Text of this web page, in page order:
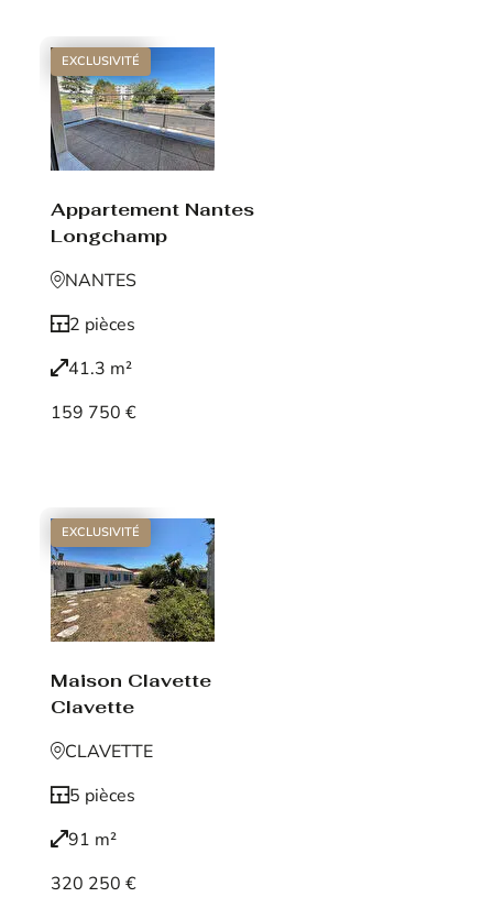
EXCLUSIVITÉ
Appartement Nantes
Longchamp
NANTES
2 pièces
41.3 m²
159 750 €
EXCLUSIVITÉ
Maison Clavette
Clavette
CLAVETTE
5 pièces
91 m²
320 250 €